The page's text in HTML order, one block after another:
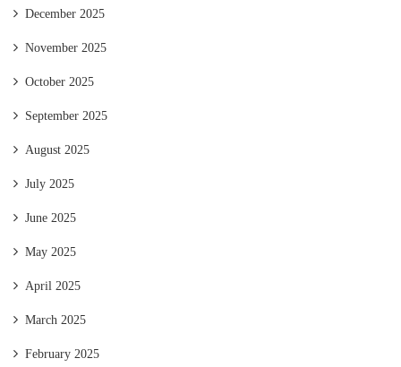
December 2025
November 2025
October 2025
September 2025
August 2025
July 2025
June 2025
May 2025
April 2025
March 2025
February 2025